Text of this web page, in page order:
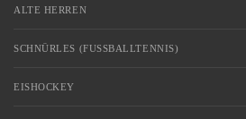
ALTE HERREN
SCHNÜRLES (FUSSBALLTENNIS)
EISHOCKEY